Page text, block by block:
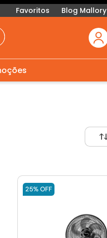
Favoritos Blog Mallory
25% OFF